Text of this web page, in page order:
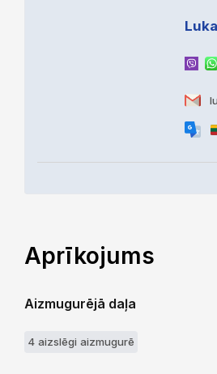
Aprīkojums
Aizmugurējā daļa
4 aizslēgi aizmugurē